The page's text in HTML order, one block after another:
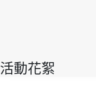
活動花絮